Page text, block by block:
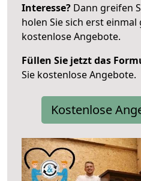
Interesse? Dann greifen
holen Sie sich erst einmal
kostenlose Angebote.
Füllen Sie jetzt das
Sie kostenlose Angebote.
Kostenlose